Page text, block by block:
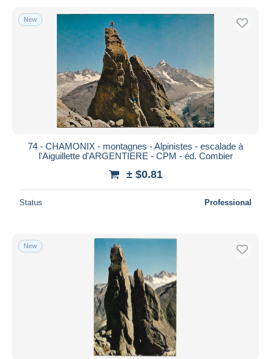
New
74 - CHAMONIX - montagnes - Alpinistes - escalade à
l'Aiguillette d'ARGENTIERE - CPM - éd. Combier
± $0.81
Status Professional
New